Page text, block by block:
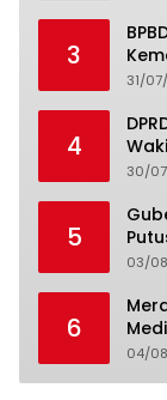
3
31/
4
30/
5
03/
6
04/